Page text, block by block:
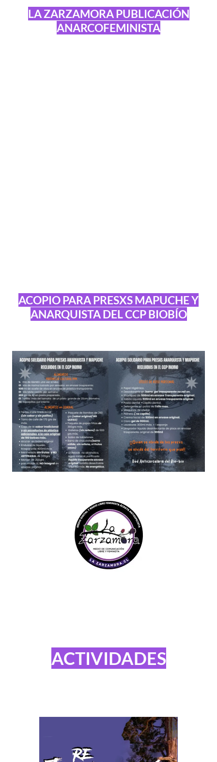
LA ZARZAMORA PUBLICACIÓN
ANARCOFEMINISTA
ACOPIO PARA PRESXS MAPUCHE Y
ANARQUISTA DEL CCP BIOBÍO
ACTIVIDADES